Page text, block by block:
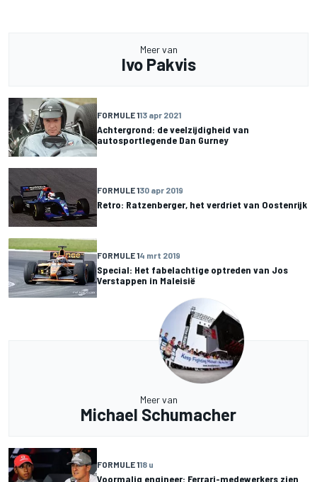
Meer van
Ivo Pakvis
FORMULE 113 apr 2021
Achtergrond: de veelzijdigheid van
autosportlegende Dan Gurney
FORMULE 130 apr 2019
Retro: Ratzenberger, het verdriet van Oostenrijk
FORMULE 14 mrt 2019
Special: Het fabelachtige optreden van Jos
Verstappen in Maleisië
Meer van
Michael Schumacher
FORMULE 118 u
Voormalig engineer: Ferrari-medewerkers zien